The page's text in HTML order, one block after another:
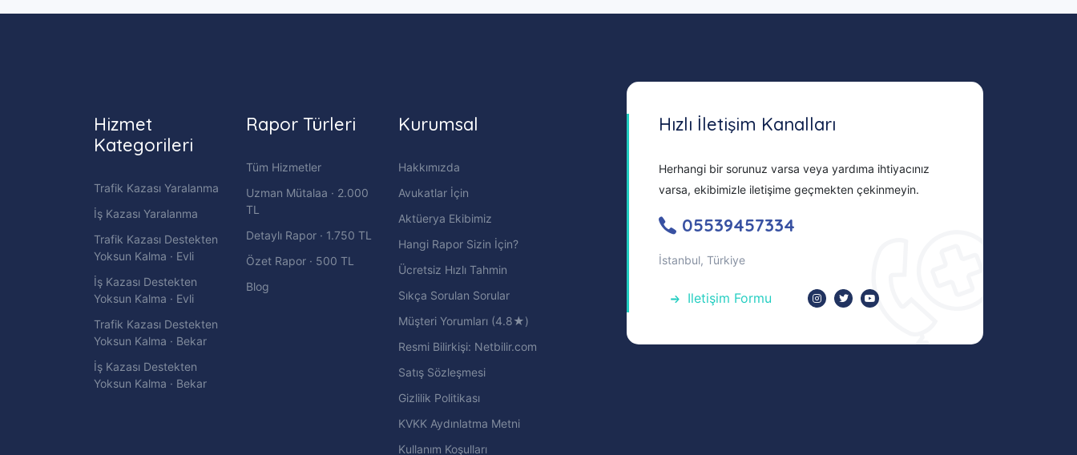
Hizmet
Kategorileri
Trafik Kazası Yaralanma
İş Kazası Yaralanma
Trafik Kazası Destekten
Yoksun Kalma · Evli
İş Kazası Destekten
Yoksun Kalma · Evli
Trafik Kazası Destekten
Yoksun Kalma · Bekar
İş Kazası Destekten
Yoksun Kalma · Bekar
Rapor Türleri
Tüm Hizmetler
Uzman Mütalaa · 2.000
TL
Detaylı Rapor · 1.750 TL
Özet Rapor · 500 TL
Blog
Kurumsal
Hakkımızda
Avukatlar İçin
Aktüerya Ekibimiz
Hangi Rapor Sizin İçin?
Ücretsiz Hızlı Tahmin
Sıkça Sorulan Sorular
Müşteri Yorumları (4.8★)
Resmi Bilirkişi: Netbilir.com
Satış Sözleşmesi
Gizlilik Politikası
KVKK Aydınlatma Metni
Kullanım Koşulları
Hızlı İletişim Kanalları
Herhangi bir sorunuz varsa veya yardıma ihtiyacınız
varsa, ekibimizle iletişime geçmekten çekinmeyin.
05539457334
İstanbul, Türkiye
Iletişim Formu